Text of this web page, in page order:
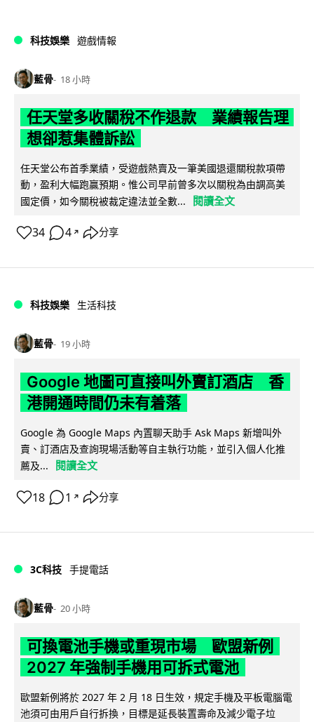
科技娛樂 遊戲情報
藍骨 18 小時
任天堂多收關稅不作退款 業績報告理
想卻惹集體訴訟
任天堂公布首季業績，受遊戲熱賣及一筆美國退還關稅款項帶
動，盈利大幅跑贏預期。惟公司早前曾多次以關稅為由調高美
國定價，如今關稅被裁定違法並全數...
閱讀全文
34 4 ↗ 分享
科技娛樂 生活科技
藍骨 19 小時
Google 地圖可直接叫外賣訂酒店 香
港開通時間仍未有着落
Google 為 Google Maps 內置聊天助手 Ask Maps 新增叫外
賣、訂酒店及查詢現場活動等自主執行功能，並引入個人化推
薦及...
閱讀全文
18 1 ↗ 分享
3C科技 手提電話
藍骨 20 小時
可換電池手機或重現市場 歐盟新例
2027 年強制手機用可拆式電池
歐盟新例將於 2027 年 2 月 18 日生效，規定手機及平板電腦電
池須可由用戶自行拆換，目標是延長裝置壽命及減少電子垃